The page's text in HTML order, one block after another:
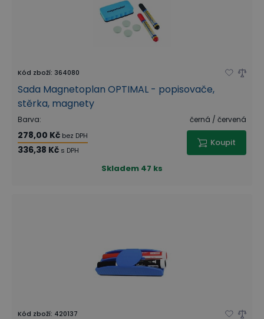
Kód zboží: 364080
Sada Magnetoplan OPTIMAL - popisovače,
stěrka, magnety
Barva: černá / červená
278,00 Kč bez DPH
336,38 Kč s DPH
Koupit
Skladem 47 ks
Kód zboží: 420137